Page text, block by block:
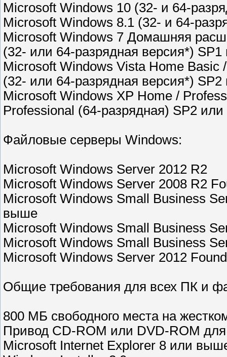
Microsoft Windows 10 (32- и 64-
Microsoft Windows 8.1 (32- и 64-
Microsoft Windows 7 Домашняя
(32- или 64-разрядная версия*)
Microsoft Windows Vista Home
(32- или 64-разрядная версия*)
Microsoft Windows XP Home /
Professional (64-разрядная) SP2
Файловые серверы Windows:
Microsoft Windows Server 2012 R2
Microsoft Windows Server 2008 R2
Microsoft Windows Small Business
выше
Microsoft Windows Small Business
Microsoft Windows Small Business
Microsoft Windows Server 2012
Общие требования для всех ПК и
800 МБ свободного места на
Привод CD-ROM или DVD-ROM
Microsoft Internet Explorer 8 или